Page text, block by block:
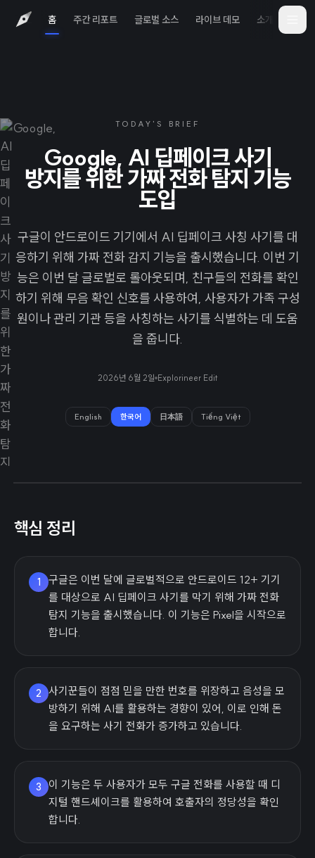
홈 주간 리포트 글로벌 소스 라이브 데모 소개
TODAY'S BRIEF
Google, AI 딥페이크 사기
방지를 위한 가짜 전화 탐지 기능
도입
구글이 안드로이드 기기에서 AI 딥페이크 사칭 사기를 대
응하기 위해 가짜 전화 감지 기능을 출시했습니다. 이번 기
능은 이번 달 글로벌로 롤아웃되며, 친구들의 전화를 확인
하기 위해 무음 확인 신호를 사용하여, 사용자가 가족 구성
원이나 관리 기관 등을 사칭하는 사기를 식별하는 데 도움
을 줍니다.
2026년 6월 2일 Explorineer Edit
English 한국어 日本語 Tiếng Việt
핵심 정리
1
구글은 이번 달에 글로벌적으로 안드로이드 12+ 기기
를 대상으로 AI 딥페이크 사기를 막기 위해 가짜 전화
탐지 기능을 출시했습니다. 이 기능은 Pixel을 시작으로
합니다.
2
사기꾼들이 점점 믿을 만한 번호를 위장하고 음성을 모
방하기 위해 AI를 활용하는 경향이 있어, 이로 인해 돈
을 요구하는 사기 전화가 증가하고 있습니다.
3
이 기능은 두 사용자가 모두 구글 전화를 사용할 때 디
지털 핸드셰이크를 활용하여 호출자의 정당성을 확인
합니다.